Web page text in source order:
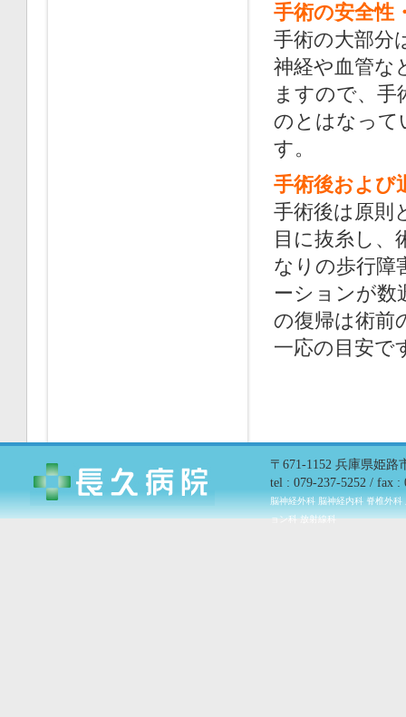
手術の安全性
手術の大部分
神経や血管な
ますので、手
のとはなって
す。
手術後および
手術後は原則
目に抜糸し、
なりの歩行障
ーションが数
の復帰は術前
一応の目安で
〒671-1152 兵庫県姫路
tel : 079-237-5252 / fax :
脳神経外科 脳神経内科 脊椎外
ョン科 放射線科